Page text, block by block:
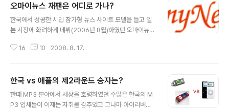
오마이뉴스 재팬은 어디로 가나?
한국에서 성공한 시민 참가형 뉴스 사이트 모델을 들고 일
본 시장에 화려하게 데뷔(2006년 8월)하였던 오마이뉴스
제16대 대통령 선거에서 커다란 힘을 발휘하며 전 세계적
성했지만, 화려한 데뷔 이면에는 성공에 대한 회의적인 의
견이 지배적이었다. 실명으로 토론하는 데 익숙하지 않은
일본 인터넷 문화와 일본 블로고스피어에 대한 이해가 부
16 10 2008. 8. 17.
한국 vs 애플의 제2라운드 승자는?
한때 MP3 분야에서 세상을 호령하였던 수많은 한국의 M
P3 업체들이 이제는 자취를 감추었고 그나마 아이리버로